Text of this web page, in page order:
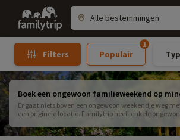
Family
trip
Filters Populair
1
Boek een ongewoon familieweekend op
Er gaat niets boven een ongewoon weekendje weg
een originele locatie. Familytrip heeft enkele